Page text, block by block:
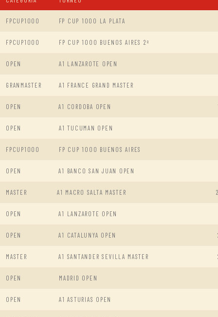
FPCUP1000 FP CUP 1000 LA PLATA
FPCUP1000 FP CUP 1000 BUENOS AIRES 2º
OPEN A1 LANZAROTE OPEN
GRANMASTER A1 FRANCE GRAND MASTER
OPEN A1 CORDOBA OPEN
OPEN A1 TUCUMAN OPEN
FPCUP1000 FP CUP 1000 BUENOS AIRES
OPEN A1 BANCO SAN JUAN OPEN
MASTER A1 MACRO SALTA MASTER
OPEN A1 LANZAROTE OPEN
OPEN A1 CATALUNYA OPEN
MASTER A1 SANTANDER SEVILLA MASTER
OPEN MADRID OPEN
OPEN A1 ASTURIAS OPEN